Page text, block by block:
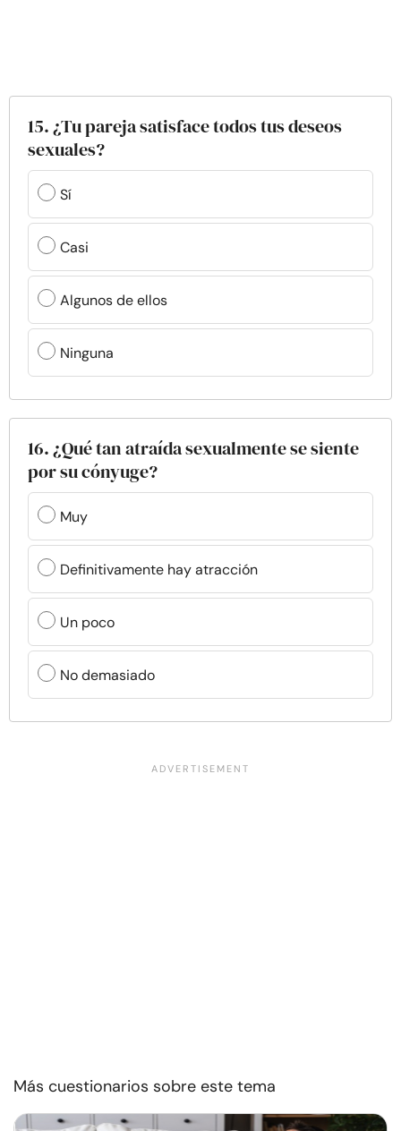
15. ¿Tu pareja satisface todos tus deseos
sexuales?
Sí
Casi
Algunos de ellos
Ninguna
16. ¿Qué tan atraída sexualmente se siente
por su cónyuge?
Muy
Definitivamente hay atracción
Un poco
No demasiado
Más cuestionarios sobre este tema